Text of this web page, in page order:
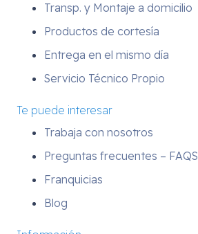
Transp. y Montaje a domicilio
Productos de cortesía
Entrega en el mismo día
Servicio Técnico Propio
Te puede interesar
Trabaja con nosotros
Preguntas frecuentes – FAQS
Franquicias
Blog